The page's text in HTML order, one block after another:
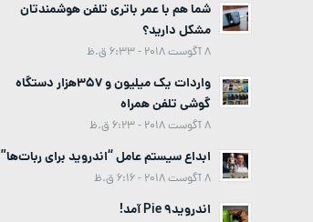
شما هم با عمر باتری تلفن هوشمندتان
مشکل دارید؟
8 آگوست 2018 - 6:33 ق.ظ
واردات یک میلیون و 357هزار دستگاه
گوشی تلفن همراه
8 آگوست 2018 - 6:23 ق.ظ
ابداع سیستم عامل “اندروید برای ربات‌ها”
8 آگوست 2018 - 6:16 ق.ظ
اندروید9 Pie آمد!